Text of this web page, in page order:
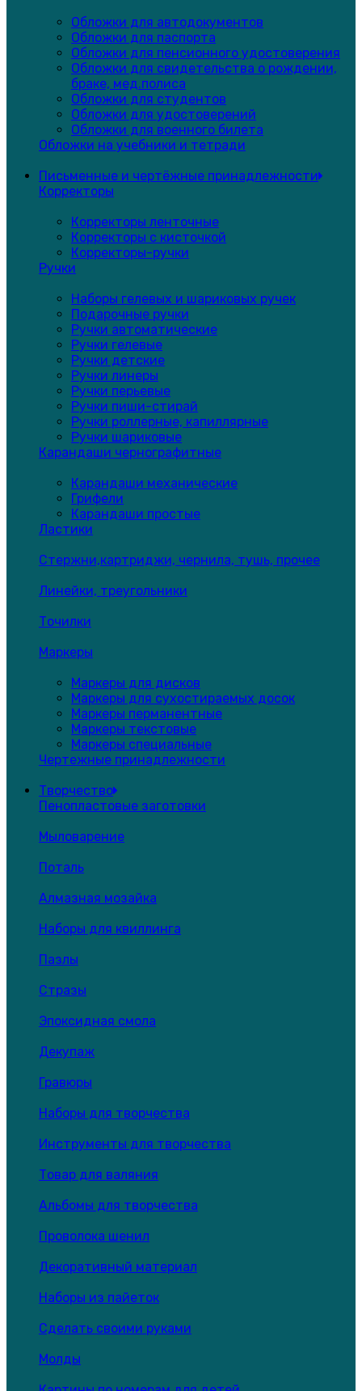
Обложки для автодокументов
Обложки для паспорта
Обложки для пенсионного удостоверения
Обложки для свидетельства о рождении,
браке, мед.полиса
Обложки для студентов
Обложки для удостоверений
Обложки для военного билета
Обложки на учебники и тетради
Письменные и чертёжные принадлежности
Корректоры
Корректоры ленточные
Корректоры с кисточкой
Корректоры-ручки
Ручки
Наборы гелевых и шариковых ручек
Подарочные ручки
Ручки автоматические
Ручки гелевые
Ручки детские
Ручки линеры
Ручки перьевые
Ручки пиши-стирай
Ручки роллерные, капиллярные
Ручки шариковые
Карандаши чернографитные
Карандаши механические
Грифели
Карандаши простые
Ластики
Стержни,картриджи, чернила, тушь, прочее
Линейки, треугольники
Точилки
Маркеры
Маркеры для дисков
Маркеры для сухостираемых досок
Маркеры перманентные
Маркеры текстовые
Маркеры специальные
Чертежные принадлежности
Творчество
Пенопластовые заготовки
Мыловарение
Поталь
Алмазная мозайка
Наборы для квиллинга
Пазлы
Стразы
Эпоксидная смола
Декупаж
Гравюры
Наборы для творчества
Инструменты для творчества
Товар для валяния
Альбомы для творчества
Проволока шенил
Декоративный материал
Наборы из пайеток
Сделать своими руками
Молды